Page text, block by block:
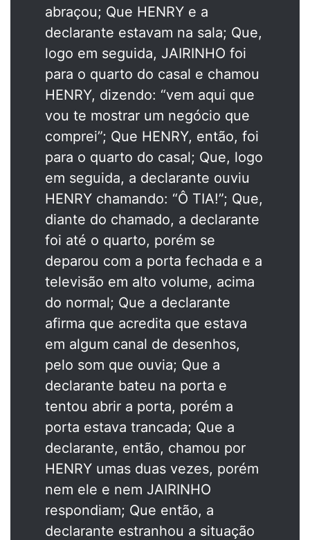
abraçou; Que HENRY e a
declarante estavam na sala; Que,
logo em seguida, JAIRINHO foi
para o quarto do casal e chamou
HENRY, dizendo: “vem aqui que
vou te mostrar um negócio que
comprei”; Que HENRY, então, foi
para o quarto do casal; Que, logo
em seguida, a declarante ouviu
HENRY chamando: “Ô TIA!”; Que,
diante do chamado, a declarante
foi até o quarto, porém se
deparou com a porta fechada e a
televisão em alto volume, acima
do normal; Que a declarante
afirma que acredita que estava
em algum canal de desenhos,
pelo som que ouvia; Que a
declarante bateu na porta e
tentou abrir a porta, porém a
porta estava trancada; Que a
declarante, então, chamou por
HENRY umas duas vezes, porém
nem ele e nem JAIRINHO
respondiam; Que então, a
declarante estranhou a situação